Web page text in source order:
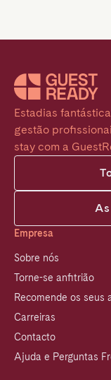
Estadias
gestão
stay com a
Empresa
Sobre nós
Torne-se anfitrião
Recomende os seus
Carreiras
Contacto
Ajuda e Perguntas